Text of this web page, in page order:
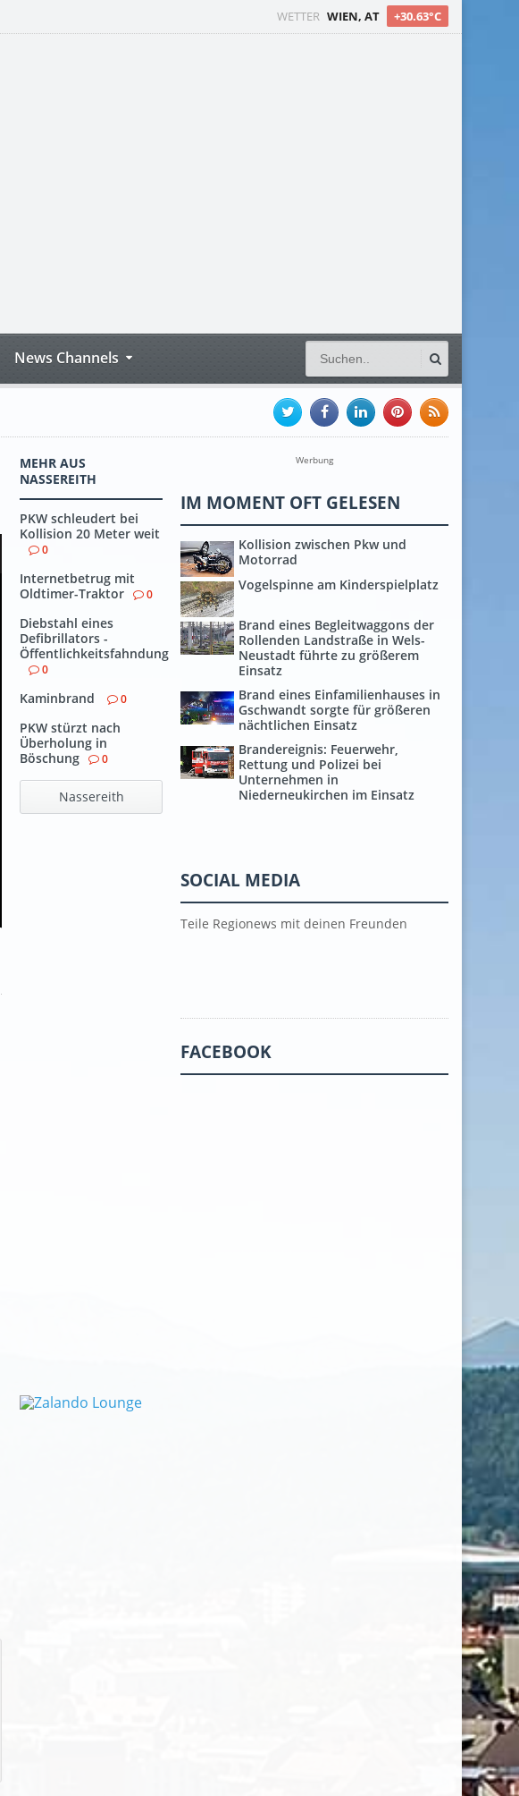
WETTER WIEN, AT +30.63°C
News Channels
MEHR AUS
NASSEREITH
PKW schleudert bei
Kollision 20 Meter weit
0
Internetbetrug mit
Oldtimer-Traktor
0
Diebstahl eines
Defibrillators -
Öffentlichkeitsfahndung
0
Kaminbrand 0
PKW stürzt nach
Überholung in
Böschung
0
Nassereith
Werbung
IM MOMENT OFT GELESEN
Kollision zwischen Pkw und
Motorrad
Vogelspinne am Kinderspielplatz
Brand eines Begleitwaggons der
Rollenden Landstraße in Wels-
Neustadt führte zu größerem
Einsatz
Brand eines Einfamilienhauses in
Gschwandt sorgte für größeren
nächtlichen Einsatz
Brandereignis: Feuerwehr,
Rettung und Polizei bei
Unternehmen in
Niederneukirchen im Einsatz
SOCIAL MEDIA
Teile Regionews mit deinen Freunden
FACEBOOK